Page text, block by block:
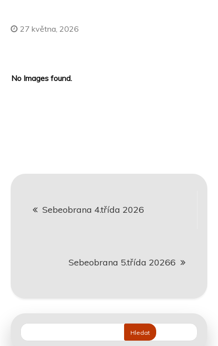
27 května, 2026
No Images found.
proSebeobrana 4.třída 2026
Sebeobrana 5.třída 20266
Hledat